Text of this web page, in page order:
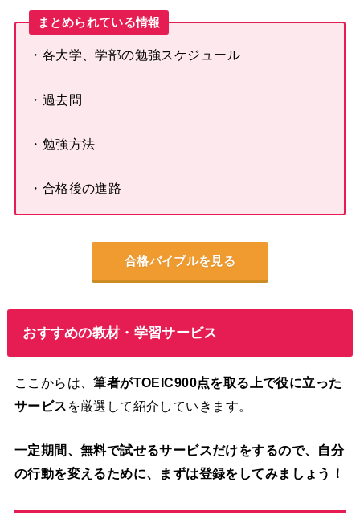
まとめられている情報
・各大学、学部の勉強スケジュール
・過去問
・勉強方法
・合格後の進路
合格バイブルを見る
おすすめの教材・学習サービス
ここからは、筆者がTOEIC900点を取る上で役に立った
サービス を厳選して紹介していきます。
一定期間、無料で試せるサービスだけをするので、自分
の行動を変えるために、まずは登録をしてみましょう！